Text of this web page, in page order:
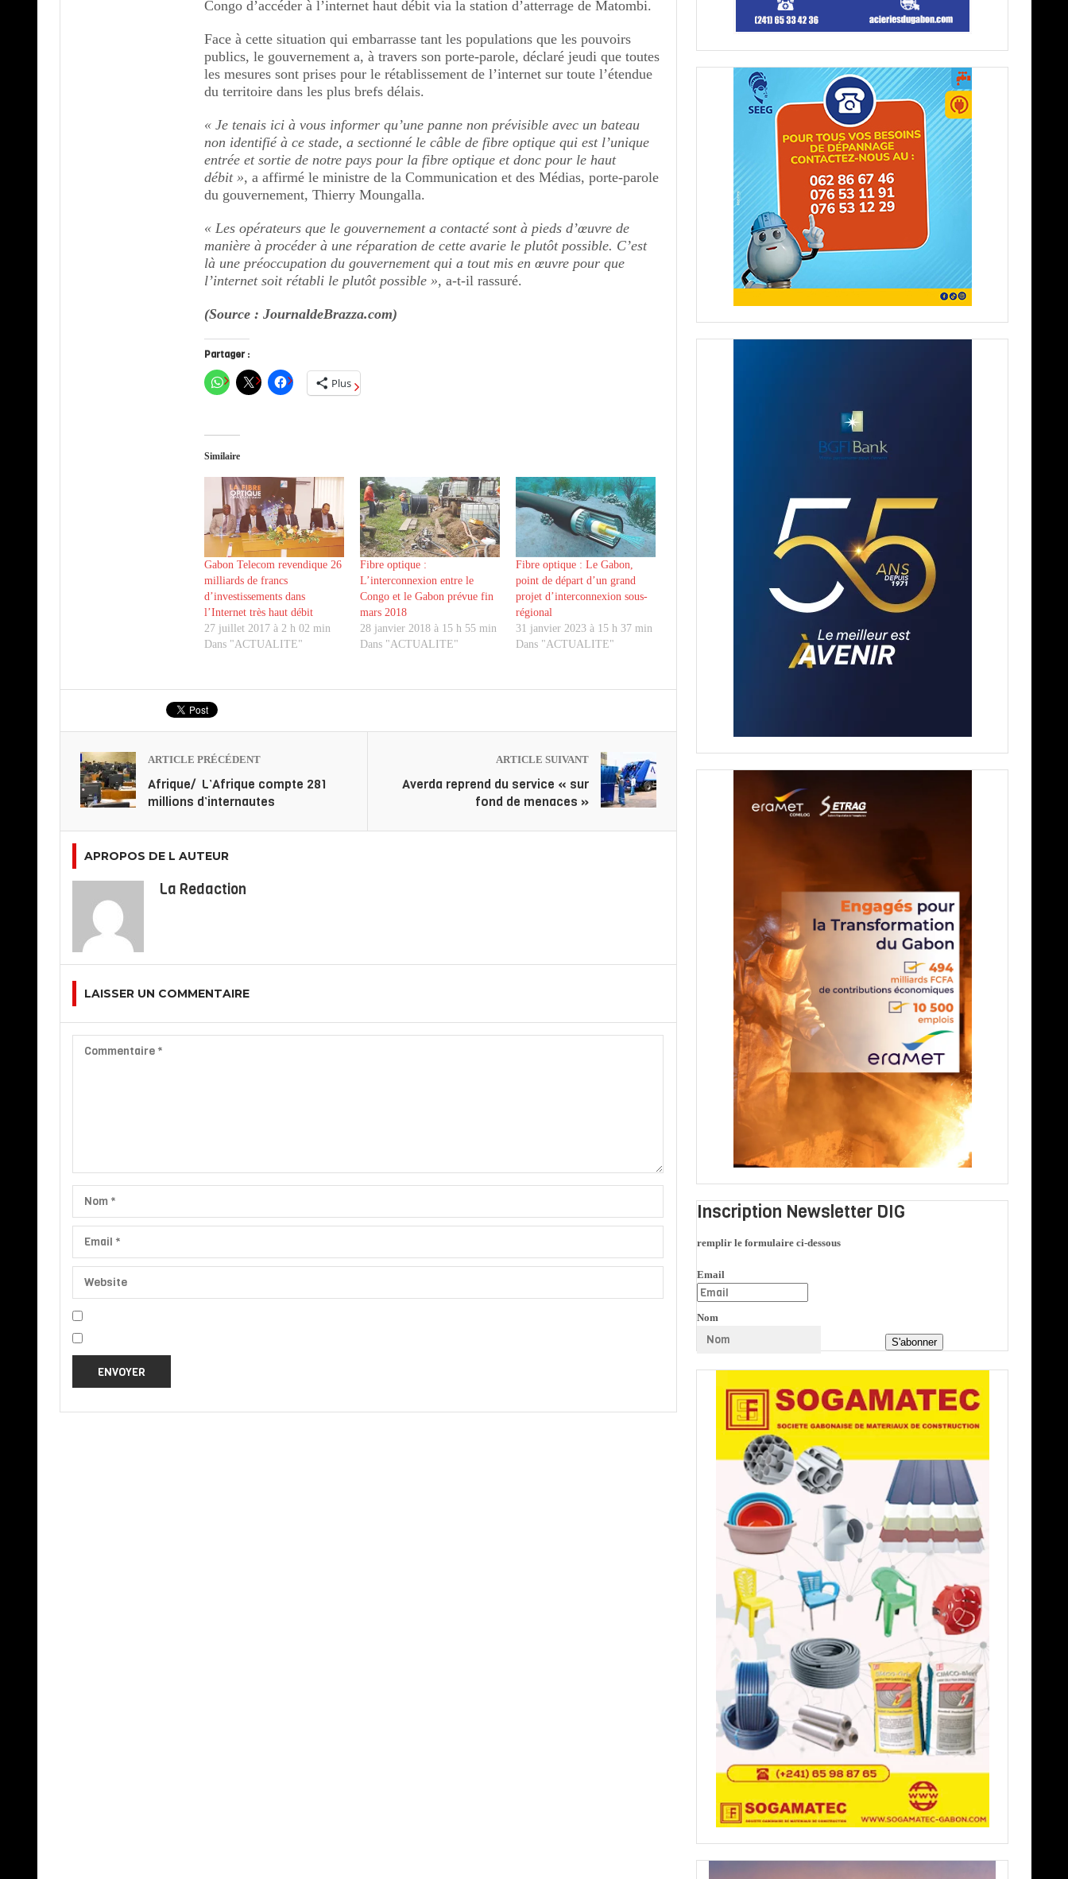
Congo d’accéder à l’internet haut débit via la station d’atterrage de Matombi.
Face à cette situation qui embarrasse tant les populations que les pouvoirs
publics, le gouvernement a, à travers son porte-parole, déclaré jeudi que toutes
les mesures sont prises pour le rétablissement de l’internet sur toute l’étendue
du territoire dans les plus brefs délais.
« Je tenais ici à vous informer qu’une panne non prévisible avec un bateau
non identifié à ce stade, a sectionné le câble de fibre optique qui est l’unique
entrée et sortie de notre pays pour la fibre optique et donc pour le haut
débit », a affirmé le ministre de la Communication et des Médias, porte-parole
du gouvernement, Thierry Moungalla.
« Les opérateurs que le gouvernement a contacté sont à pieds d’œuvre de
manière à procéder à une réparation de cette avarie le plutôt possible. C’est
là une préoccupation du gouvernement qui a tout mis en œuvre pour que
l’internet soit rétabli le plutôt possible », a-t-il rassuré.
(Source : JournaldeBrazza.com)
Partager :
Plus
Similaire
Gabon Telecom revendique 26
milliards de francs
d’investissements dans
l’Internet très haut débit
27 juillet 2017 à 2 h 02 min
Dans "ACTUALITE"
Fibre optique :
L’interconnexion entre le
Congo et le Gabon prévue fin
mars 2018
28 janvier 2018 à 15 h 55 min
Dans "ACTUALITE"
Fibre optique : Le Gabon,
point de départ d’un grand
projet d’interconnexion sous-
régional
31 janvier 2023 à 15 h 37 min
Dans "ACTUALITE"
ARTICLE PRÉCÉDENT
Afrique/ L’Afrique compte 281
millions d’internautes
ARTICLE SUIVANT
Averda reprend du service « sur
fond de menaces »
APROPOS DE L AUTEUR
La Redaction
LAISSER UN COMMENTAIRE
Inscription Newsletter DIG
remplir le formulaire ci-dessous
Email
Nom
S'abonner